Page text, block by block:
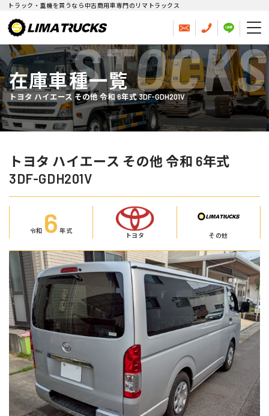
トラック・重機を買うなら中古商用車専門のリマトラックス
在庫車種一覧
トヨタ ハイエース その他 令和 6年式 3DF-GDH201V
STOCKS
トヨタ ハイエース その他 令和 6年式
3DF-GDH201V
令和 6 年式
トヨタ その他